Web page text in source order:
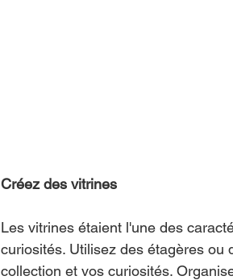
Créez des vitrines
Les vitrines étaient l'une des
curiosités. Utilisez des étagères
collection et vos curiosités.